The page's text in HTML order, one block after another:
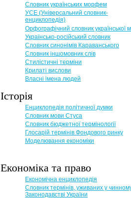
Словник українських морфем
УСЕ (Універсальний словник-
енциклопедія)
Орфографічний словник української
Українсько-російський словник
Словник синонімів Караванського
Словник іншомовник слів
Стилістичні терміни
Крилаті вислови
Власні імена людей
Історія
Енциклопедія політичної думки
Словник мови Стуса
Словник бюджетної термінології
Глосарій термінів Фондового ринку
Моделювання економіки
Економіка та право
Eкономічна енциклопедія
Словник термінів, уживаних у
Законодавстві України